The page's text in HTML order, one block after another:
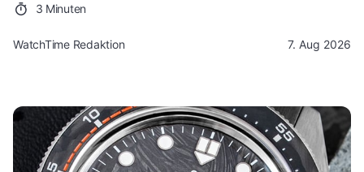
3 Minuten
WatchTime Redaktion 7. Aug 2026